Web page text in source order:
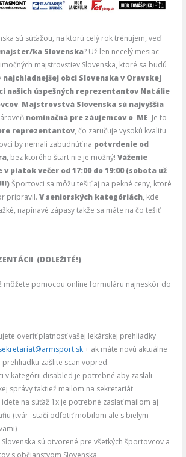
sú súťažou, na ktorú celý rok trénujem, veď
ka Slovenska? Už len necelý mesiac
majstrovstiev Slovenska, ktoré sa budú
najchladnejšej obci Slovenska v Oravskej
našich úspešných reprezentantov Natálie
. Majstrovstvá Slovenska sú najvyššia
nominačná pre záujemcov o ME. Je to
reprezentantov, čo zaručuje vysokú kvalitu
by nemali zabudnúť na potvrdenie od
, bez ktorého štart nie je možný!Váženie
v piatok večer od 17:00 do 19:00 (sobota už
Športovci sa môžu tešiť aj na pekné ceny, ktoré
pripravil.V seniorských kategóriách, kde
napínavé zápasy takže sa máte na čo tešiť.
(DOLEŽITÉ!)
môžete pomocou online formuláru najneskôr do
overiť platnosť vašej lekárskej prehliadky
+ ak máte novú aktuálne
prehliadku zašlite scan vopred.
v kategórii disabled je potrebné aby zaslali
správy taktiež mailom na sekretariát
na súťaž 1x je potrebné zaslať mailom aj
(tvár- stačí odfotiť mobilom ale s bielym
sú otvorené pre všetkých športovcov a
s občianstvom Slovenska